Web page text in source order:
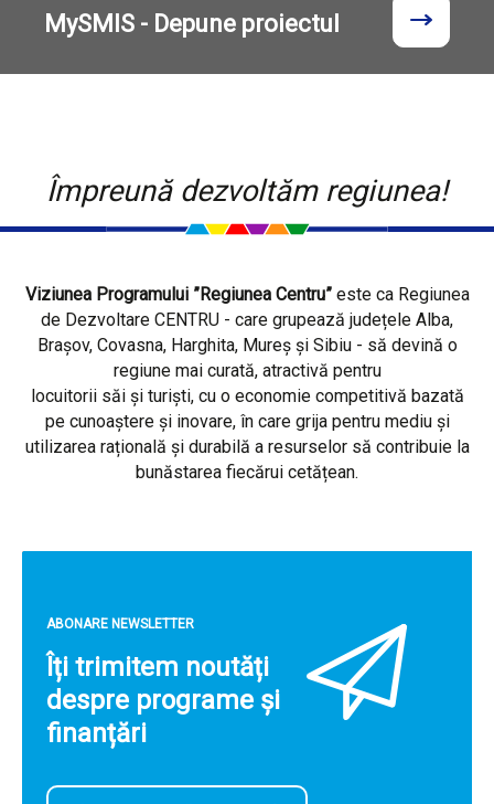
MySMIS - Depune proiectul
Împreună dezvoltăm regiunea!
Viziunea Programului ”Regiunea Centru”este ca Regiunea
de Dezvoltare CENTRU - care grupează județele Alba,
Brașov, Covasna, Harghita, Mureș și Sibiu - să devină o
regiune mai curată, atractivă pentru
locuitorii săi și turiști, cu o economie competitivă bazată
pe cunoaștere și inovare, în care grija pentru mediu și
utilizarea rațională și durabilă a resurselor să contribuie la
bunăstarea fiecărui cetățean.